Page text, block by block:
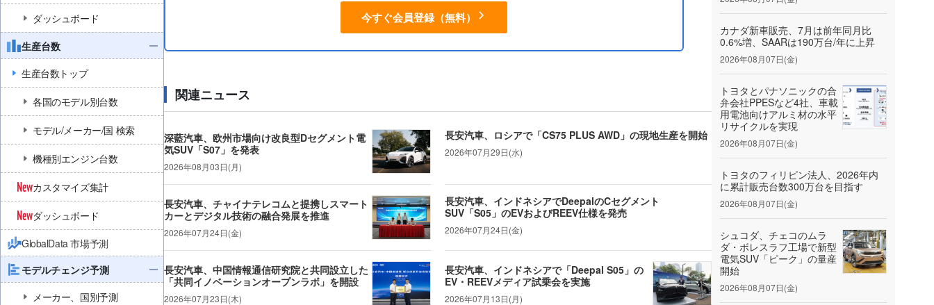
ダッシュボード
生産台数
生産台数トップ
各国のモデル別台数
モデル/メーカー/国 検索
機種別エンジン台数
カスタマイズ集計
ダッシュボード
GlobalData 市場予測
モデルチェンジ予測
メーカー、国別予測
今すぐ会員登録（無料）
関連ニュース
深藍汽車、欧州市場向け改良型Dセグメント電
気SUV「S07」を発表
2026年08月03日(月)
長安汽車、ロシアで「CS75 PLUS AWD」の現地生産を開始
2026年07月29日(水)
長安汽車、チャイナテレコムと提携しスマート
カーとデジタル技術の融合発展を推進
2026年07月24日(金)
長安汽車、インドネシアでDeepalのCセグメント
SUV「S05」のEVおよびREEV仕様を発売
2026年07月24日(金)
長安汽車、中国情報通信研究院と共同設立した
「共同イノベーションオープンラボ」を開設
2026年07月23日(木)
長安汽車、インドネシアで「Deepal S05」の
EV・REEVメディア試乗会を実施
2026年07月13日(月)
カナダ新車販売、7月は前年同月比
0.6%増、SAARは190万台/年に上昇
2026年08月07日(金)
トヨタとパナソニックの合
弁会社PPESなど4社、車載
用電池向けアルミ材の水平
リサイクルを実現
2026年08月07日(金)
トヨタのフィリピン法人、2026年内
に累計販売台数300万台を目指す
2026年08月07日(金)
シュコダ、チェコのムラ
ダ・ボレスラフ工場で新型
電気SUV「ピーク」の量産
開始
2026年08月07日(金)